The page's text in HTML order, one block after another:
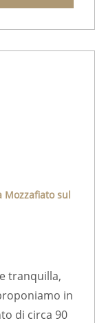
Mozzafiato sul
tranquilla,
in
di circa 90